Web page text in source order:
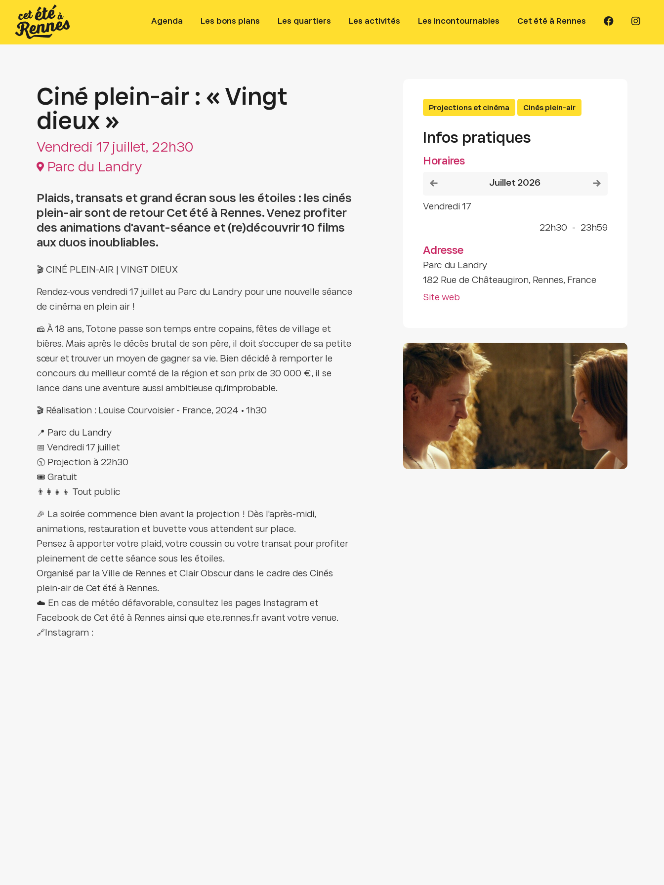
Agenda Les bons plans Les quartiers Les activités Les incontournables Cet été à Rennes
Ciné plein-air : « Vingt
dieux »
Vendredi 17 juillet, 22h30
Parc du Landry
Plaids, transats et grand écran sous les étoiles : les cinés
plein-air sont de retour Cet été à Rennes. Venez profiter
des animations d'avant-séance et (re)découvrir 10 films
aux duos inoubliables.
🎬 CINÉ PLEIN-AIR | VINGT DIEUX
Rendez-vous vendredi 17 juillet au Parc du Landry pour une nouvelle séance
de cinéma en plein air !
🧀 À 18 ans, Totone passe son temps entre copains, fêtes de village et
bières. Mais après le décès brutal de son père, il doit s'occuper de sa petite
sœur et trouver un moyen de gagner sa vie. Bien décidé à remporter le
concours du meilleur comté de la région et son prix de 30 000 €, il se
lance dans une aventure aussi ambitieuse qu'improbable.
🎬 Réalisation : Louise Courvoisier - France, 2024 • 1h30
📍 Parc du Landry
📅 Vendredi 17 juillet
🕥 Projection à 22h30
🎟️ Gratuit
👨‍👩‍👧‍👦 Tout public
🎉 La soirée commence bien avant la projection ! Dès l'après-midi,
animations, restauration et buvette vous attendent sur place.
Pensez à apporter votre plaid, votre coussin ou votre transat pour profiter
pleinement de cette séance sous les étoiles.
Organisé par la Ville de Rennes et Clair Obscur dans le cadre des Cinés
plein-air de Cet été à Rennes.
☁️ En cas de météo défavorable, consultez les pages Instagram et
Facebook de Cet été à Rennes ainsi que ete.rennes.fr avant votre venue.
🔗Instagram :
Projections et cinéma Cinés plein-air
Infos pratiques
Horaires
Voir le mois précédentjuillet 2026
vendredi 17
22h30 - 23h59
Adresse
Parc du Landry
182 Rue de Châteaugiron, Rennes, France
Site web